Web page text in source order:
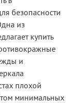
безопасности
из
купить
и
плохой
минимальных